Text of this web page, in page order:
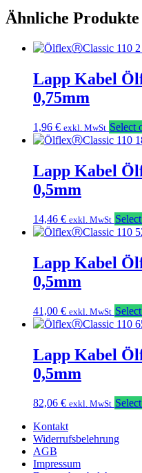
Ähnliche Produkte
Lapp Kabel
0,75mm
1,96 € exkl. MwSt Select
Lapp Kabel
0,5mm
14,46 € exkl. MwSt
Lapp Kabel
0,5mm
41,00 € exkl. MwSt
Lapp Kabel
0,5mm
82,06 € exkl. MwSt
Kontakt
Widerrufsbelehrung
AGB
Impressum